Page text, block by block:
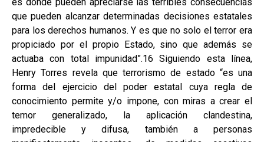
que pueden alcanzar determinadas decisiones estatales
para los derechos humanos. Y es que no solo el terror era
propiciado por el propio Estado, sino que además se
actuaba con total impunidad”.16 Siguiendo esta línea,
Henry Torres revela que terrorismo de estado “es una
forma del ejercicio del poder estatal cuya regla de
conocimiento permite y/o impone, con miras a crear el
temor generalizado, la aplicación clandestina,
impredecible y difusa, también a personas